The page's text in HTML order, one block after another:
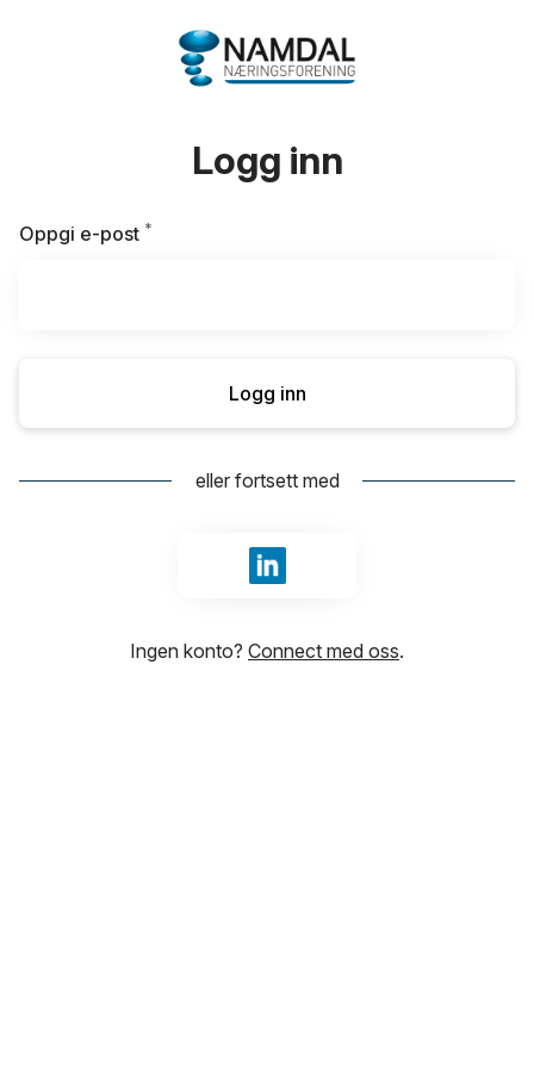
Logg inn
Oppgi e-post *
Logg inn
eller fortsett med
Logg inn med LinkedIn
Ingen konto? Connect med oss.